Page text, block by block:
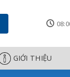
GIỚI THIỆU